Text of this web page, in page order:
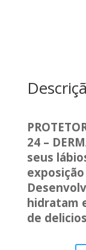
24 –
seus
hidratam
de